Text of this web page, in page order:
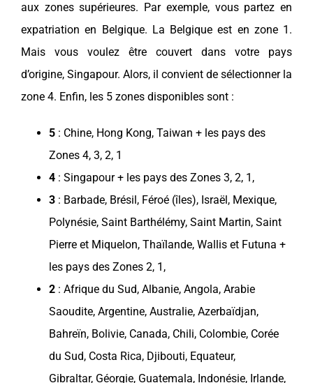
aux zones supérieures. Par exemple, vous partez en
expatriation en Belgique. La Belgique est en zone 1.
Mais vous voulez être couvert dans votre pays
d’origine, Singapour. Alors, il convient de sélectionner la
zone 4. Enfin, les 5 zones disponibles sont :
5 : Chine, Hong Kong, Taiwan + les pays des
Zones 4, 3, 2, 1
4 : Singapour+ les pays des Zones 3, 2, 1,
3 : Barbade, Brésil , Féroé (îles), Israël , Mexique,
Polynésie, Saint Barthélémy, Saint Martin, Saint
Pierre et Miquelon, Thaïlande, Wallis et Futuna +
les pays des Zones 2, 1,
2 : Afrique du Sud, Albanie, Angola, Arabie
Saoudite, Argentine, Australie, Azerbaïdjan,
Bahreïn, Bolivie, Canada, Chili, Colombie, Corée
du Sud, Costa Rica, Djibouti, Equateur,
Gibraltar, Géorgie, Guatemala, Indonésie, Irlande,